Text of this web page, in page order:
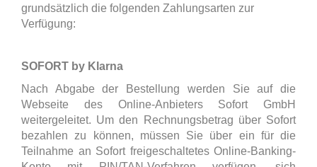
grundsätzlich die folgenden Zahlungsarten zur
Verfügung:
SOFORT by Klarna
Nach Abgabe der Bestellung werden Sie auf die
Webseite des Online-Anbieters Sofort GmbH
weitergeleitet. Um den Rechnungsbetrag über Sofort
bezahlen zu können, müssen Sie über ein für die
Teilnahme an Sofort freigeschaltetes Online-Banking-